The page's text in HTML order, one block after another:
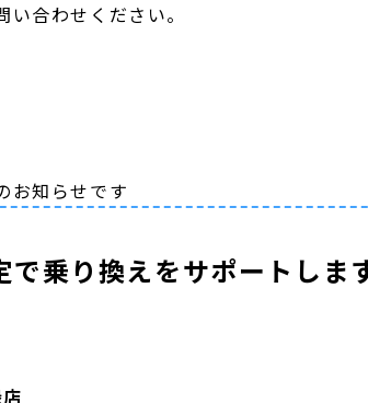
合わせください。
お知らせです
で乗り換えをサポートしま